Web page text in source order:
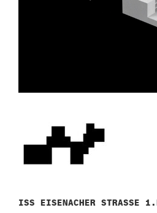
ISS EISENACHER STRASSE